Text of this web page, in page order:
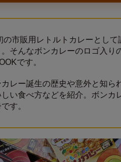
の市販用レトルトカレーとし
。そんなボンカレーのロゴ入
です。
レー誕生の歴史や意外と知ら
い食べ方などを紹介。ボンカ
す。